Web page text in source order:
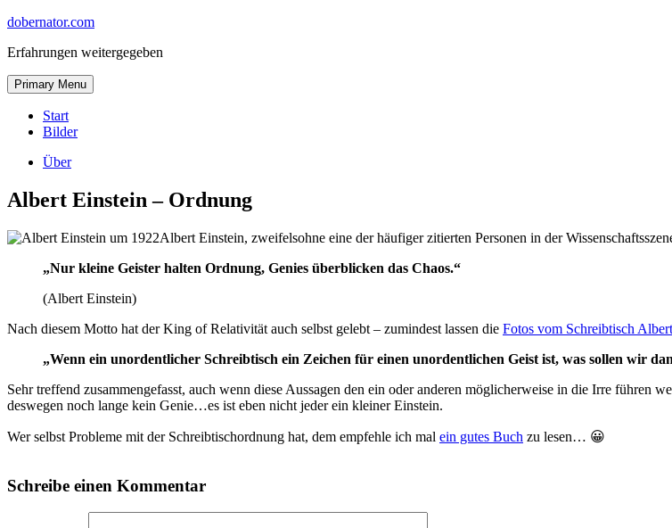
Skip
content
dobernator.com
Erfahrungen weitergegeben
Primary Menu Skip
to
Start
Bilder
Über
Albert Einstein – Ordnung
Albert Einstein, zweifelsohne eine der häufiger zitierten Personen in der
„Nur kleine Geister halten Ordnung, Genies überblicken das Chaos.“
(Albert Einstein)
Nach diesem Motto hat der King of Relativität auch selbst gelebt – zumindest lassen die Fotos vom Schreibtisch
„Wenn ein unordentlicher Schreibtisch ein Zeichen für einen unordentlichen Geist ist, was sollen wir
Sehr treffend zusammengefasst, auch wenn diese Aussagen den ein oder anderen möglicherweise in die Irre führen
deswegen noch lange kein Genie…es ist eben nicht jeder ein kleiner Einstein.
Wer selbst Probleme mit der Schreibtischordnung hat, dem empfehle ich mal ein gutes Buch zu lesen… 😀
Schreibe einen Kommentar